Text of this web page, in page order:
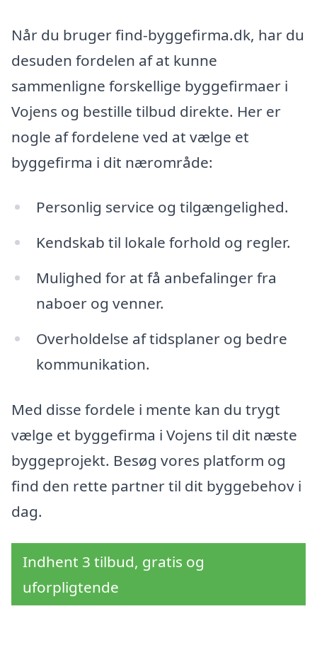
Når du bruger find-byggefirma.dk, har du
desuden fordelen af at kunne
sammenligne forskellige byggefirmaer i
Vojens og bestille tilbud direkte. Her er
nogle af fordelene ved at vælge et
byggefirma i dit nærområde:
Personlig service og tilgængelighed.
Kendskab til lokale forhold og regler.
Mulighed for at få anbefalinger fra
naboer og venner.
Overholdelse af tidsplaner og bedre
kommunikation.
Med disse fordele i mente kan du trygt
vælge et byggefirma i Vojens til dit næste
byggeprojekt. Besøg vores platform og
find den rette partner til dit byggebehov i
dag.
Indhent 3 tilbud, gratis og
uforpligtende